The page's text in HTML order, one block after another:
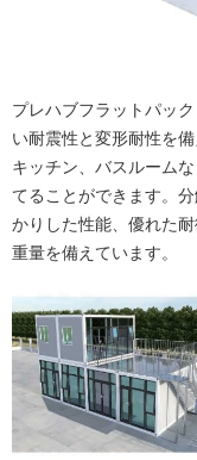
プレハブフラットパッ
い耐震性と変形耐性を
キッチン、バスルーム
てることができます。
かりした性能、優れた
重量を備えています。